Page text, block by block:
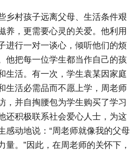
乡村孩子远离父母、生活条件艰
养，更需要心灵的关爱。他利用
进行一对一谈心，倾听他们的烦
他把每一位学生都当作自己的孩
生活。有一次，学生袁某因家庭
生活必需品而不愿上学，周老师
，并自掏腰包为学生购买了学习
还积极联系社会爱心人士，为这
感动地说：“周老师就像我的父母
量。”因此，在周老师的关怀下，